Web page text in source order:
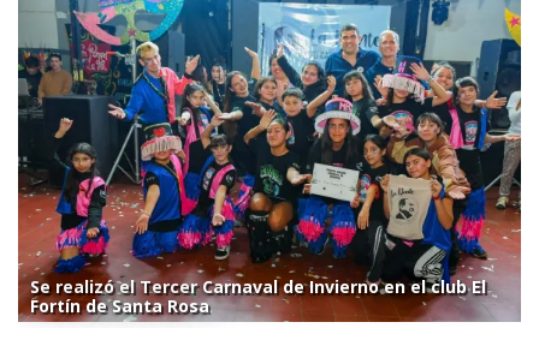
Se realizó el Tercer Carnaval de Invierno en el club El
Fortín de Santa Rosa